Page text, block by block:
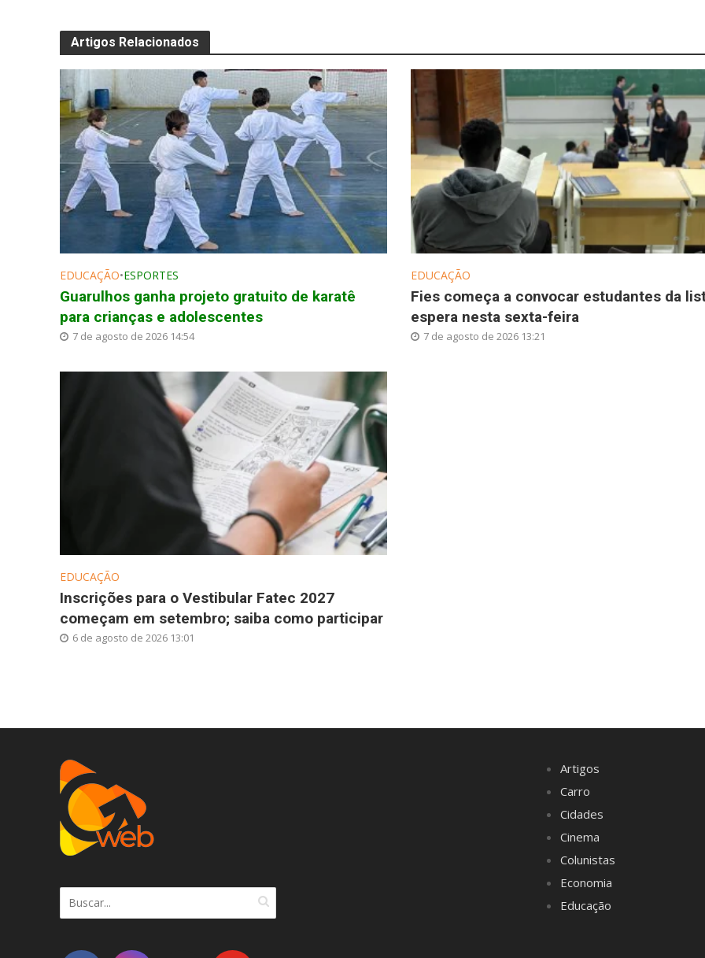
Artigos Relacionados
EDUCAÇÃO•ESPORTES
Guarulhos ganha projeto gratuito de karatê
para crianças e adolescentes
7 de agosto de 2026 14:54
EDUCAÇÃO
Fies começa a convocar estudantes da
espera nesta sexta-feira
7 de agosto de 2026 13:21
EDUCAÇÃO
Inscrições para o Vestibular Fatec 2027
começam em setembro; saiba como participar
6 de agosto de 2026 13:01
Artigos
Carro
Cidades
Cinema
Colunistas
Economia
Educação